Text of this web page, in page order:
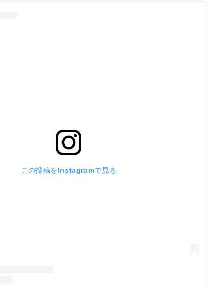
この投稿をInstagramで見る